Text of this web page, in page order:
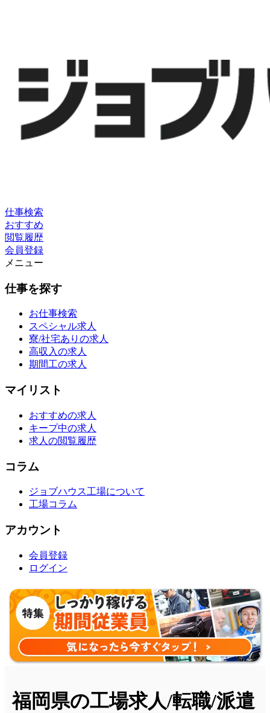
仕事検索
おすすめ
閲覧履歴
会員登録
メニュー
仕事を探す
お仕事検索
スペシャル求人
寮/社宅ありの求人
高収入の求人
期間工の求人
マイリスト
おすすめの求人
キープ中の求人
求人の閲覧履歴
コラム
ジョブハウス工場について
工場コラム
アカウント
会員登録
ログイン
福岡県の工場求人/転職/派遣